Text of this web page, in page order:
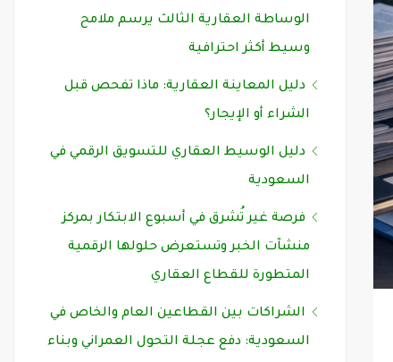
الوساطة العقارية الثالث يرسم ملامح
وسيط أكثر احترافية
دليل المعاينة العقارية: ماذا تفحص قبل
الشراء أو الإيجار؟
دليل الوسيط العقاري للتسويق الرقمي في
السعودية
فرصة غير تُشرق في أسبوع الابتكار بمركز
منشآت الخبر وتستعرض حلولها الرقمية
المتطورة للقطاع العقاري
الشراكات بين القطاعين العام والخاص في
السعودية: دفع عجلة التحول العمراني وبناء